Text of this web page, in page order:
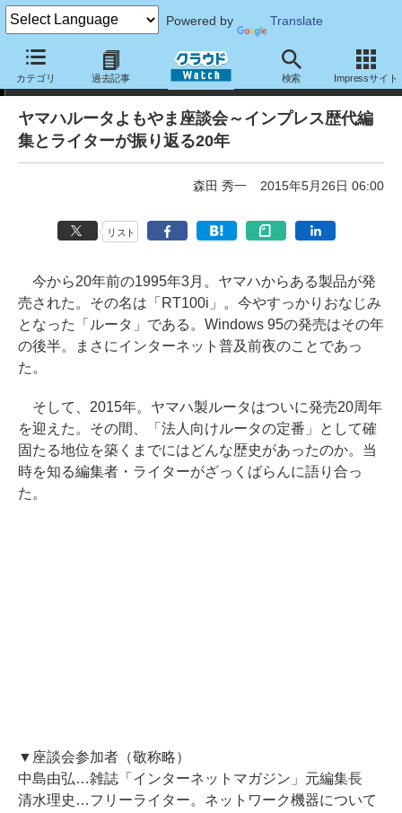
Powered by Translate
カテゴリ 過去記事 検索 Impressサイト
特別企画
ヤマハルータよもやま座談会～インプレス歴代編
集とライターが振り返る20年
森田 秀一 2015年5月26日 06:00
リスト
今から20年前の1995年3月。ヤマハからある製品が発
売された。その名は「RT100i」。今やすっかりおなじみ
となった「ルータ」である。Windows 95の発売はその年
の後半。まさにインターネット普及前夜のことであっ
た。
そして、2015年。ヤマハ製ルータはついに発売20周年
を迎えた。その間、「法人向けルータの定番」として確
固たる地位を築くまでにはどんな歴史があったのか。当
時を知る編集者・ライターがざっくばらんに語り合っ
た。
▼座談会参加者（敬称略）
中島由弘…雑誌「インターネットマガジン」元編集長
清水理史…フリーライター。ネットワーク機器について